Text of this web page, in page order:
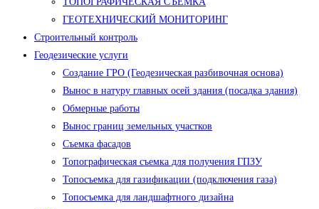
ГЕОТЕХНИЧЕСКИЙ МОНИТОРИНГ
Строительный контроль
Геодезические услуги
Создание ГРО (Геодезическая разбивочная основа)
Вынос в натуру главных осей здания (посадка здания)
Обмерные работы
Вынос границ земельных участков
Съемка фасадов
Топографическая съемка для получения ГПЗУ
Топосъемка для газификации (подключения газа)
Топосъемка для ландшафтного дизайна